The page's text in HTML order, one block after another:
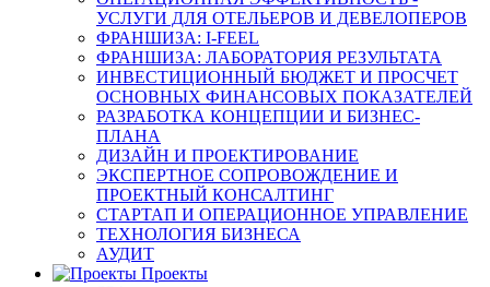
УСЛУГИ ДЛЯ ОТЕЛЬЕРОВ И ДЕВЕЛОПЕРОВ
ФРАНШИЗА: I-FEEL
ФРАНШИЗА: ЛАБОРАТОРИЯ РЕЗУЛЬТАТА
ИНВЕСТИЦИОННЫЙ БЮДЖЕТ И ПРОСЧЕТ
ОСНОВНЫХ ФИНАНСОВЫХ ПОКАЗАТЕЛЕЙ
РАЗРАБОТКА КОНЦЕПЦИИ И БИЗНЕС-
ПЛАНА
ДИЗАЙН И ПРОЕКТИРОВАНИЕ
ЭКСПЕРТНОЕ СОПРОВОЖДЕНИЕ И
ПРОЕКТНЫЙ КОНСАЛТИНГ
СТАРТАП И ОПЕРАЦИОННОЕ УПРАВЛЕНИЕ
ТЕХНОЛОГИЯ БИЗНЕСА
АУДИТ
Проекты